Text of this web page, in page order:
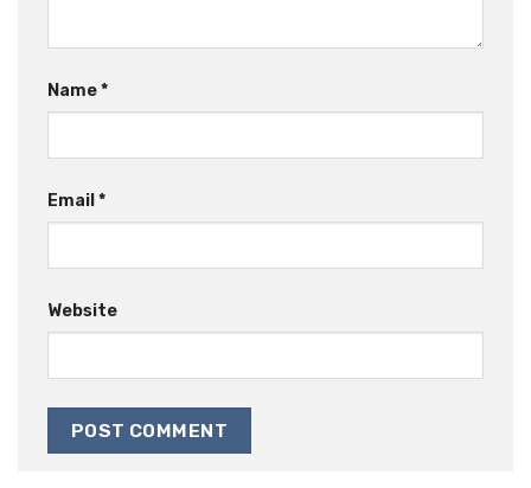
Name*
Email *
Website